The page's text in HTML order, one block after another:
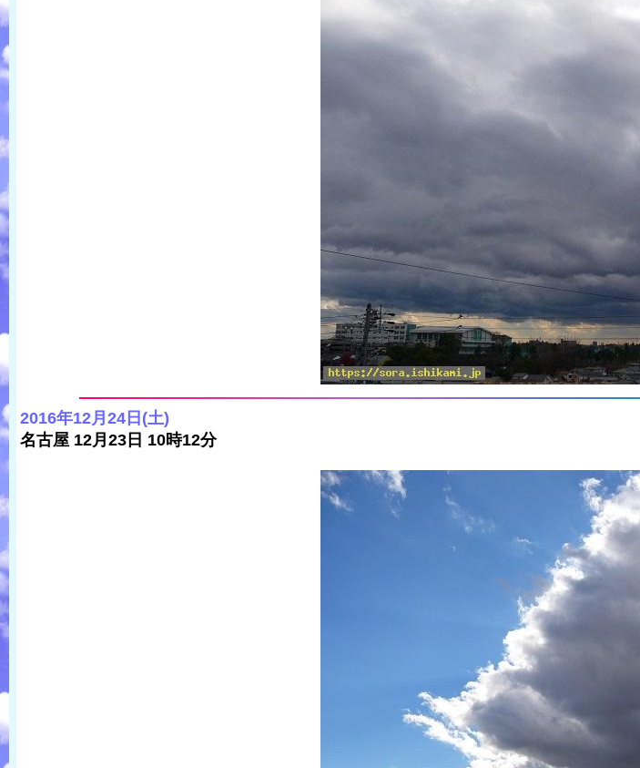
2016年12月24日(土)
名古屋 12月23日 10時12分